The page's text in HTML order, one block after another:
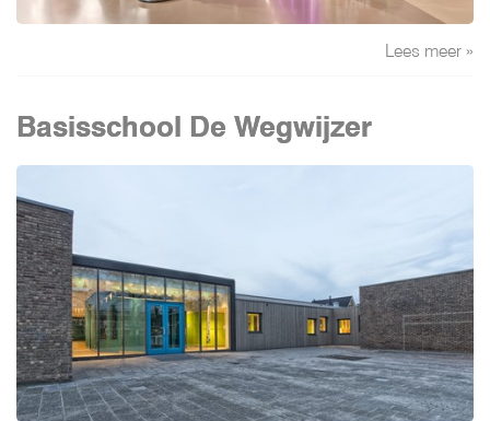
Lees meer »
Basisschool De Wegwijzer